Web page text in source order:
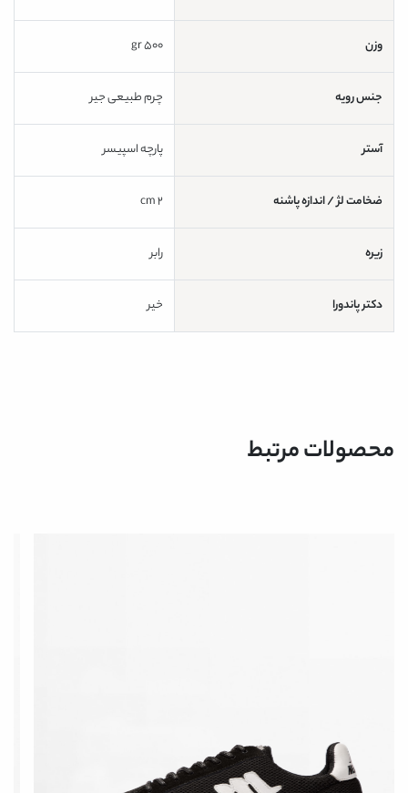
وزن 500 gr
جنس رویه چرم طبیعی جیر
آستر پارچه اسپیسر
ضخامت لژ / اندازه پاشنه
زیره رابر
دکتر پاندورا خیر
محصولات مرتبط